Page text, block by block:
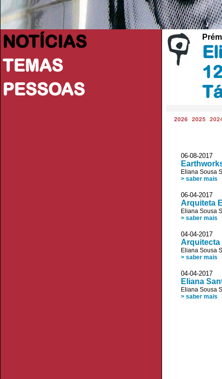
NOTÍCIAS
TEMAS
PESSOAS
2026 2025
06-08-
Eliana Sousa
> saber mais
06-04-2017
Arquiteta
Eliana Sousa
> saber mais
04-04-
Arquitecta
Eliana Sousa
> saber mais
04-04-
Eliana
Eliana Sousa
> saber mais